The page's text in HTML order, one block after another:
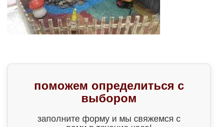
поможем определиться с
выбором
заполните форму и мы свяжемся с